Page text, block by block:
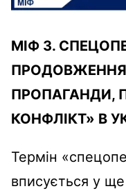
МІФ 3.
ПРОПАГАНДИ,
КОНФЛІКТ» В
Термін
вписується у